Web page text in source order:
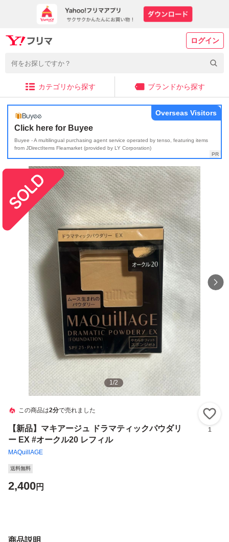
ログイン
カテゴリから探す ブランドから探す
Click here for Buyee
Buyee - A multilingual purchasing agent service operated by tenso, featuring items
from JDirectItems Fleamarket (provided by LY Corporation)
Overseas Visitors
1/2
この商品は2分で売れました
【新品】マキアージュ ドラマティックパウダリ
ー EX #オークル20 レフィル
MAQuillAGE
1
送料無料
2,400円